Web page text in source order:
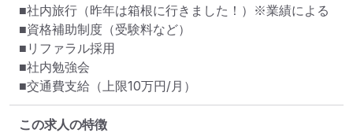
■社内旅行（昨年は箱根に行きました！）※業績による
■資格補助制度（受験料など）
■リファラル採用
■社内勉強会
■交通費支給（上限10万円/月）
この求人の特徴